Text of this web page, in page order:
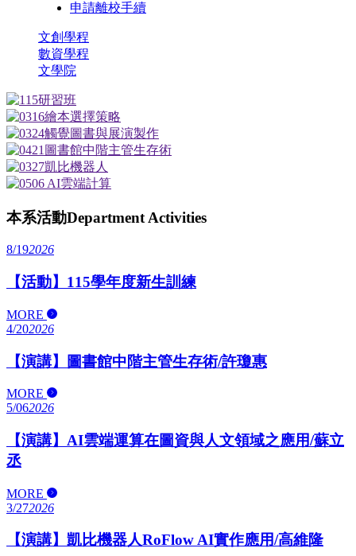
申請離校手續
文創學程
數資學程
文學院
本系活動Department Activities
8/192026
【活動】115學年度新生訓練
MORE
4/202026
【演講】圖書館中階主管生存術/許瓊惠
MORE
5/062026
【演講】AI雲端運算在圖資與人文領域之應用/蘇立
丞
MORE
3/272026
【演講】凱比機器人RoFlow AI實作應用/高維隆